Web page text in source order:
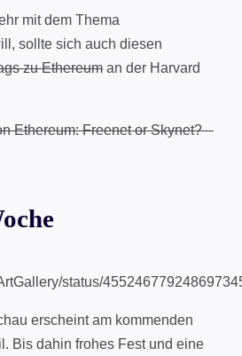
mit dem Thema
sollte sich auch diesen
zu Ethereum an der Harvard
Ethereum: Freenet or Skynet?–
status/
erscheint am kommenden
Bis dahin frohes Fest und eine